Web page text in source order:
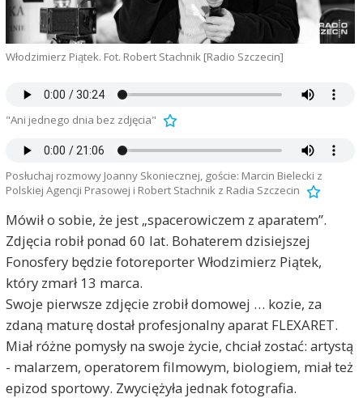
Włodzimierz Piątek. Fot. Robert Stachnik [Radio Szczecin]
"Ani jednego dnia bez zdjęcia"
Posłuchaj rozmowy Joanny Skoniecznej, goście: Marcin Bielecki z
Polskiej Agencji Prasowej i Robert Stachnik z Radia Szczecin
Mówił o sobie, że jest „spacerowiczem z aparatem”.
Zdjęcia robił ponad 60 lat. Bohaterem dzisiejszej
Fonosfery będzie fotoreporter Włodzimierz Piątek,
który zmarł 13 marca.
Swoje pierwsze zdjęcie zrobił domowej … kozie, za
zdaną maturę dostał profesjonalny aparat FLEXARET.
Miał różne pomysły na swoje życie, chciał zostać: artystą
- malarzem, operatorem filmowym, biologiem, miał też
epizod sportowy. Zwyciężyła jednak fotografia.